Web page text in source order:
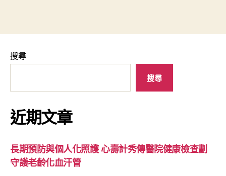
搜尋
搜尋
近期文章
長期預防與個人化照護 心壽計秀傳醫院健康檢查劃
守護老齡化血汗管